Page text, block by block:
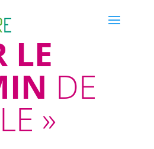
LE
DE
»